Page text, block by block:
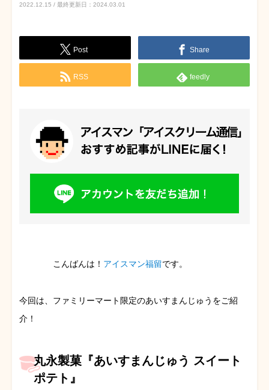
2022.12.15 / 最終更新日：2024.03.01
Post Share
RSS feedly
こんばんは！ アイスマン福留です。
今回は、ファミリーマート限定のあいすまんじゅうをご紹
介！
丸永製菓『あいすまんじゅう スイート
ポテト』